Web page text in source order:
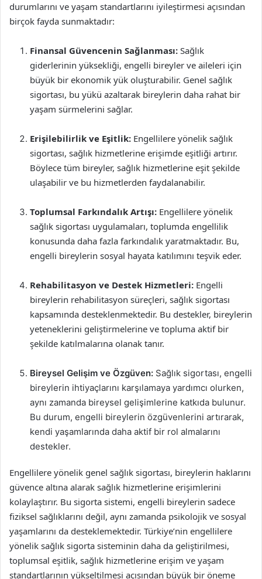
durumlarını ve yaşam standartlarını iyileştirmesi açısından
birçok fayda sunmaktadır:
Finansal Güvencenin Sağlanması: Sağlık
giderlerinin yüksekliği, engelli bireyler ve aileleri için
büyük bir ekonomik yük oluşturabilir. Genel sağlık
sigortası, bu yükü azaltarak bireylerin daha rahat bir
yaşam sürmelerini sağlar.
Erişilebilirlik ve Eşitlik: Engellilere yönelik sağlık
sigortası, sağlık hizmetlerine erişimde eşitliği artırır.
Böylece tüm bireyler, sağlık hizmetlerine eşit şekilde
ulaşabilir ve bu hizmetlerden faydalanabilir.
Toplumsal Farkındalık Artışı: Engellilere yönelik
sağlık sigortası uygulamaları, toplumda engellilik
konusunda daha fazla farkındalık yaratmaktadır. Bu,
engelli bireylerin sosyal hayata katılımını teşvik eder.
Rehabilitasyon ve Destek Hizmetleri: Engelli
bireylerin rehabilitasyon süreçleri, sağlık sigortası
kapsamında desteklenmektedir. Bu destekler, bireylerin
yeteneklerini geliştirmelerine ve topluma aktif bir
şekilde katılmalarına olanak tanır.
Bireysel Gelişim ve Özgüven: Sağlık sigortası, engelli
bireylerin ihtiyaçlarını karşılamaya yardımcı olurken,
aynı zamanda bireysel gelişimlerine katkıda bulunur.
Bu durum, engelli bireylerin özgüvenlerini artırarak,
kendi yaşamlarında daha aktif bir rol almalarını
destekler.
Engellilere yönelik genel sağlık sigortası, bireylerin haklarını
güvence altına alarak sağlık hizmetlerine erişimlerini
kolaylaştırır. Bu sigorta sistemi, engelli bireylerin sadece
fiziksel sağlıklarını değil, aynı zamanda psikolojik ve sosyal
yaşamlarını da desteklemektedir. Türkiye’nin engellilere
yönelik sağlık sigorta sisteminin daha da geliştirilmesi,
toplumsal eşitlik, sağlık hizmetlerine erişim ve yaşam
standartlarının yükseltilmesi açısından büyük bir öneme